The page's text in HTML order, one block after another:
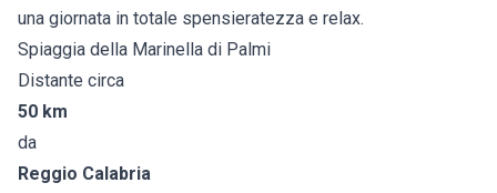
una giornata in totale spensieratezza e relax.
Spiaggia della Marinella di Palmi
Distante circa
50 km
da
Reggio Calabria